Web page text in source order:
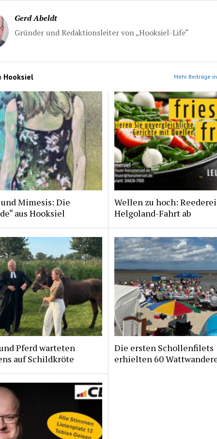
Gerd Abeldt
Gründer und Redaktionsleiter von „Hooksiel-Life“
Hooksiel Mehr Beiträge
Mimesis: Die
aus Hooksiel
Wellen zu hoch:
Helgoland-Fahrt ab
Pferd warteten
auf Schildkröte
Die ersten Schollenfilets
erhielten 60